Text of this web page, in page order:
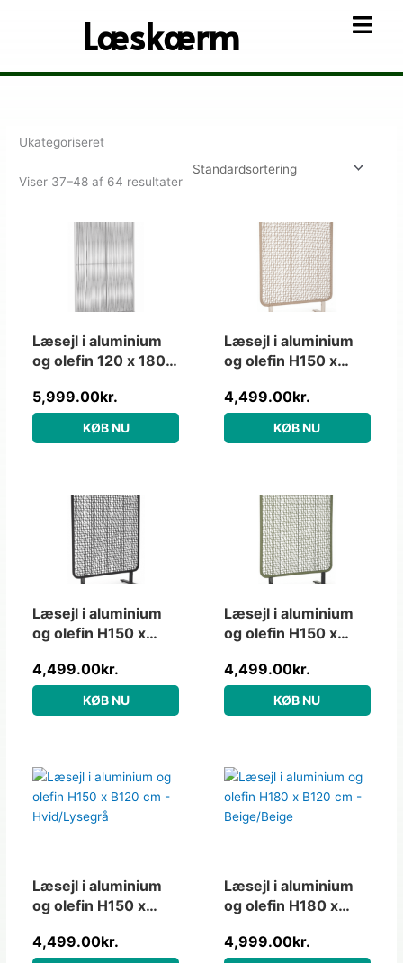
Læskærm
Ukategoriseret
Viser 37–48 af 64 resultater
Læsejl i aluminium
og olefin 120 x 180
5,999.00kr.
KØB NU
Læsejl i aluminium
og olefin H150 x
Beige/Beige
4,499.00kr.
KØB NU
Læsejl i aluminium
og olefin H150 x
4,499.00kr.
KØB NU
Læsejl i aluminium
og olefin H150 x
Charcoal/Grøn
4,499.00kr.
KØB NU
Læsejl i aluminium
og olefin H150 x
Hvid/Lysegrå
4,499.00kr.
Læsejl i aluminium
og olefin H180 x
Beige/Beige
4,999.00kr.